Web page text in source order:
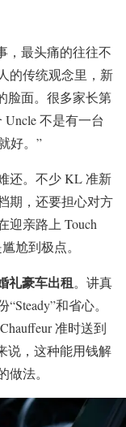
，最头痛的往往不
的传统观念里，新
脸面。很多家长第
不是有一台
好。”
还。不少 KL 准新
期，还要担心对方
迎亲路上 Touch
尬到极点。
礼豪车出租。讲真
和省心。
准时送到
说，这种能用钱解
法。